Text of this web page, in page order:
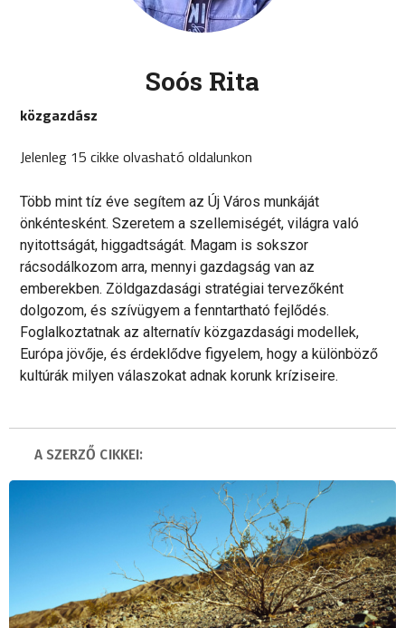
Soós Rita
közgazdász
Jelenleg 15 cikke olvasható oldalunkon
Több mint tíz éve segítem az Új Város munkáját
önkéntesként. Szeretem a szellemiségét, világra való
nyitottságát, higgadtságát. Magam is sokszor
rácsodálkozom arra, mennyi gazdagság van az
emberekben. Zöldgazdasági stratégiai tervezőként
dolgozom, és szívügyem a fenntartható fejlődés.
Foglalkoztatnak az alternatív közgazdasági modellek,
Európa jövője, és érdeklődve figyelem, hogy a különböző
kultúrák milyen válaszokat adnak korunk kríziseire.
A SZERZŐ CIKKEI: